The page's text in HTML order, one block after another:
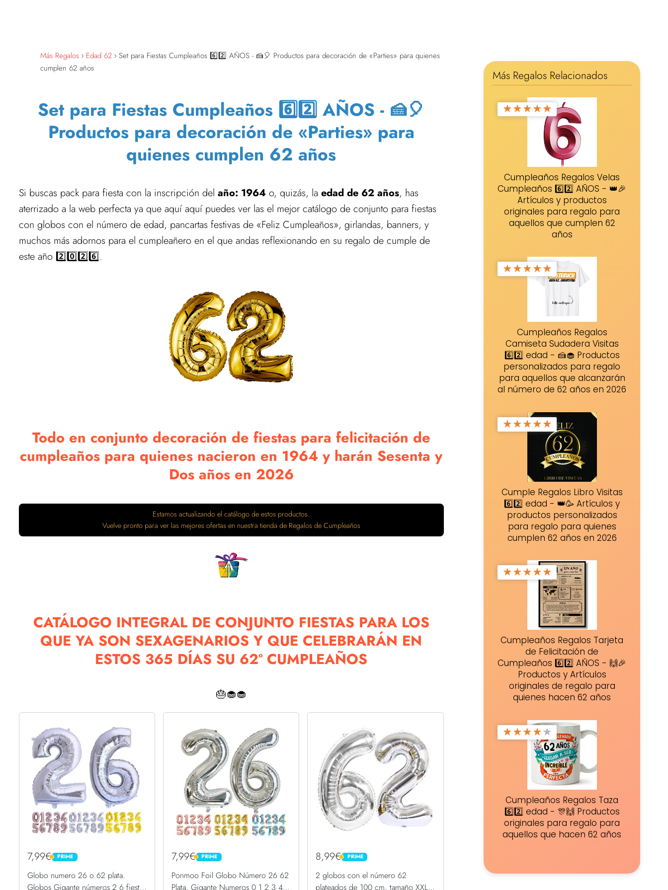
Más Regalos Edad 62
Set para Fiestas Cumpleaños 6️⃣2️⃣ AÑOS - 🍰🎈 Productos para decoración de «Parties» para quienes
cumplen 62 años
Set para Fiestas Cumpleaños 6️⃣2️⃣ AÑOS - 🍰🎈
Productos para decoración de «Parties» para
quienes cumplen 62 años
Si buscas pack para fiesta con la inscripción del año: 1964 o, quizás, la edad de 62 años, has
aterrizado a la web perfecta ya que aquí aquí puedes ver las el mejor catálogo de conjunto para fiestas
con globos con el número de edad, pancartas festivas de «Feliz Cumpleaños», girlandas, banners, y
muchos más adornos para el cumpleañero en el que andas reflexionando en su regalo de cumple de
este año 2️⃣0️⃣2️⃣6️⃣.
Todo en conjunto decoración de fiestas para felicitación de
cumpleaños para quienes nacieron en 1964 y harán Sesenta y
Dos años en 2026
Estamos actualizando el catálogo de estos productos.
Vuelve pronto para ver las mejores ofertas en nuestra tienda de Regalos de Cumpleaños
CATÁLOGO INTEGRAL DE CONJUNTO FIESTAS PARA LOS
QUE YA SON SEXAGENARIOS Y QUE CELEBRARÁN EN
ESTOS 365 DÍAS SU 62º CUMPLEAÑOS
🎂🧁🧁
7,99€ PRIME
PRIME
Globo numero 26 o 62 plata.
Globos Gigante números 2 6 fiestas
7,99€ PRIME
PRIME
Ponmoo Foil Globo Número 26 62
Plata, Gigante Numeros 0 1 2 3 4 5
8,99€ PRIME
PRIME
2 globos con el número 62
plateados de 100 cm, tamaño XXL,
Más Regalos Relacionados
★★★★★
Cumpleaños Regalos Velas
Cumpleaños 6️⃣2️⃣ AÑOS - 👑🎉
Artículos y productos
originales para regalo para
aquellos que cumplen 62
años
★★★★★
Cumpleaños Regalos
Camiseta Sudadera Visitas
6️⃣2️⃣ edad - 🍰🧁 Productos
personalizados para regalo
para aquellos que alcanzarán
al número de 62 años en 2026
★★★★★
Cumple Regalos Libro Visitas
6️⃣2️⃣ edad - 👑🥳 Artículos y
productos personalizados
para regalo para quienes
cumplen 62 años en 2026
★★★★★
Cumpleaños Regalos Tarjeta
de Felicitación de
Cumpleaños 6️⃣2️⃣ AÑOS - 🙌🎉
Productos y Artículos
originales de regalo para
quienes hacen 62 años
★★★★★
Cumpleaños Regalos Taza
6️⃣2️⃣ edad - 🎊🙌 Productos
originales para regalo para
aquellos que hacen 62 años